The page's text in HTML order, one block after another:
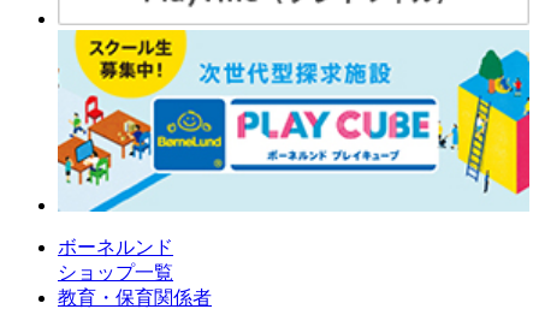
ボーネルンド
ショップ一覧
教育・保育関係者